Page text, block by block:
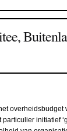
overheidsbudget
initiatief